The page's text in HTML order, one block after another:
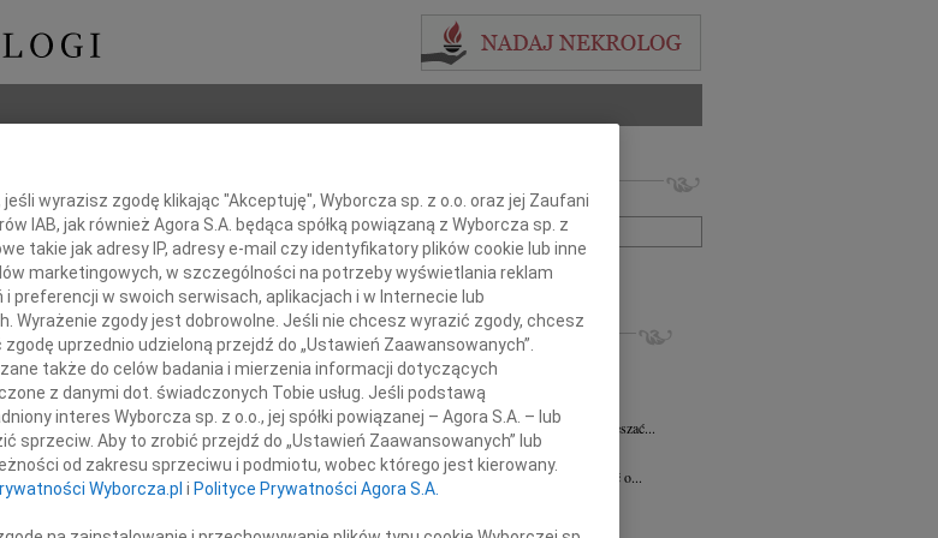
Imię i nazwisko lub numer ogłoszenia:
+ szukanie zaawansowane
INNE NEKROLOGI
Marek Pliszkiewicz 05.08.2026
Ze smutkiem żegnamy Profesora Marka...
Marianna Szymańska
Gdyby miłość mogła uzdrawiać a łzy wskrzeszać...
Andrzej Gołaszewski
Z wielkim smutkiem przyjęliśmy wiadomość o...
Andrzej Perzanowski
Z głębokim smutkiem i niedowierzaniem...
wyrazisz zgodę klikając "Akceptuję", Wyborcza sp. z o.o. oraz jej Zaufani
IAB, jak również Agora S.A. będąca spółką powiązaną z Wyborcza sp. z
takie jak adresy IP, adresy e-mail czy identyfikatory plików cookie lub inne
marketingowych, w szczególności na potrzeby wyświetlania reklam
preferencji w swoich serwisach, aplikacjach i w Internecie lub
Wyrażenie zgody jest dobrowolne. Jeśli nie chcesz wyrazić zgody, chcesz
uprzednio udzieloną przejdź do „Ustawień Zaawansowanych”.
także do celów badania i mierzenia informacji dotyczących
z danymi dot. świadczonych Tobie usług. Jeśli podstawą
interes Wyborcza sp. z o.o., jej spółki powiązanej – Agora S.A. – lub
sprzeciw. Aby to zrobić przejdź do „Ustawień Zaawansowanych” lub
od zakresu sprzeciwu i podmiotu, wobec którego jest kierowany.
Wyborcza.pl i Polityce Prywatności Agora S.A.